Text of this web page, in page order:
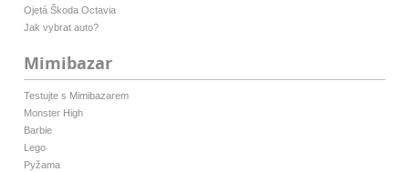
Ojetá Škoda Octavia
Jak vybrat auto?
Mimibazar
Testujte s Mimibazarem
Monster High
Barbie
Lego
Pyžama